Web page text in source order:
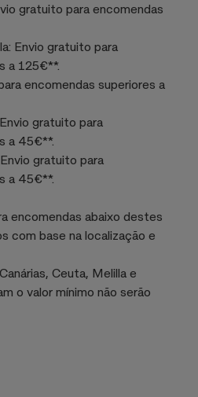
gratuito para encomendas
Envio gratuito para
a 125€**.
encomendas superiores a
gratuito para
a 45€**.
gratuito para
a 45€**.
encomendas abaixo destes
com base na localização e
Ceuta, Melilla e
o valor mínimo não serão